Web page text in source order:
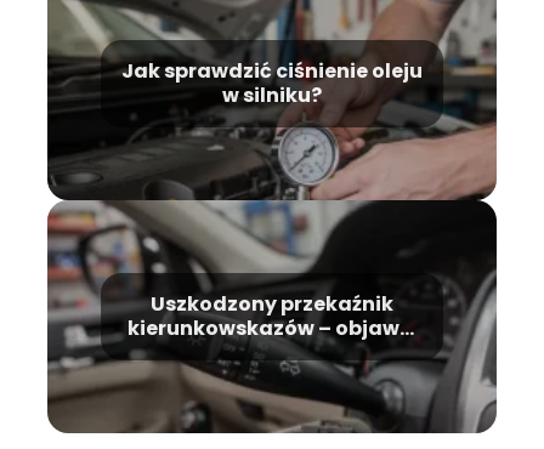
Jak sprawdzić ciśnienie oleju
w silniku?
Uszkodzony przekaźnik
kierunkowskazów – objawy,
przyczyny, naprawa